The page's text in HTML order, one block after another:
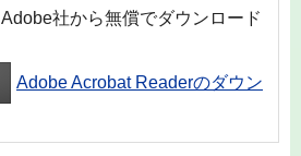
社から無償でダウンロード
Adobe Acrobat Readerのダウン